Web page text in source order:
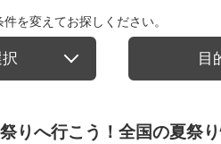
を変えてお探しください。
目
りへ行こう！全国の夏祭